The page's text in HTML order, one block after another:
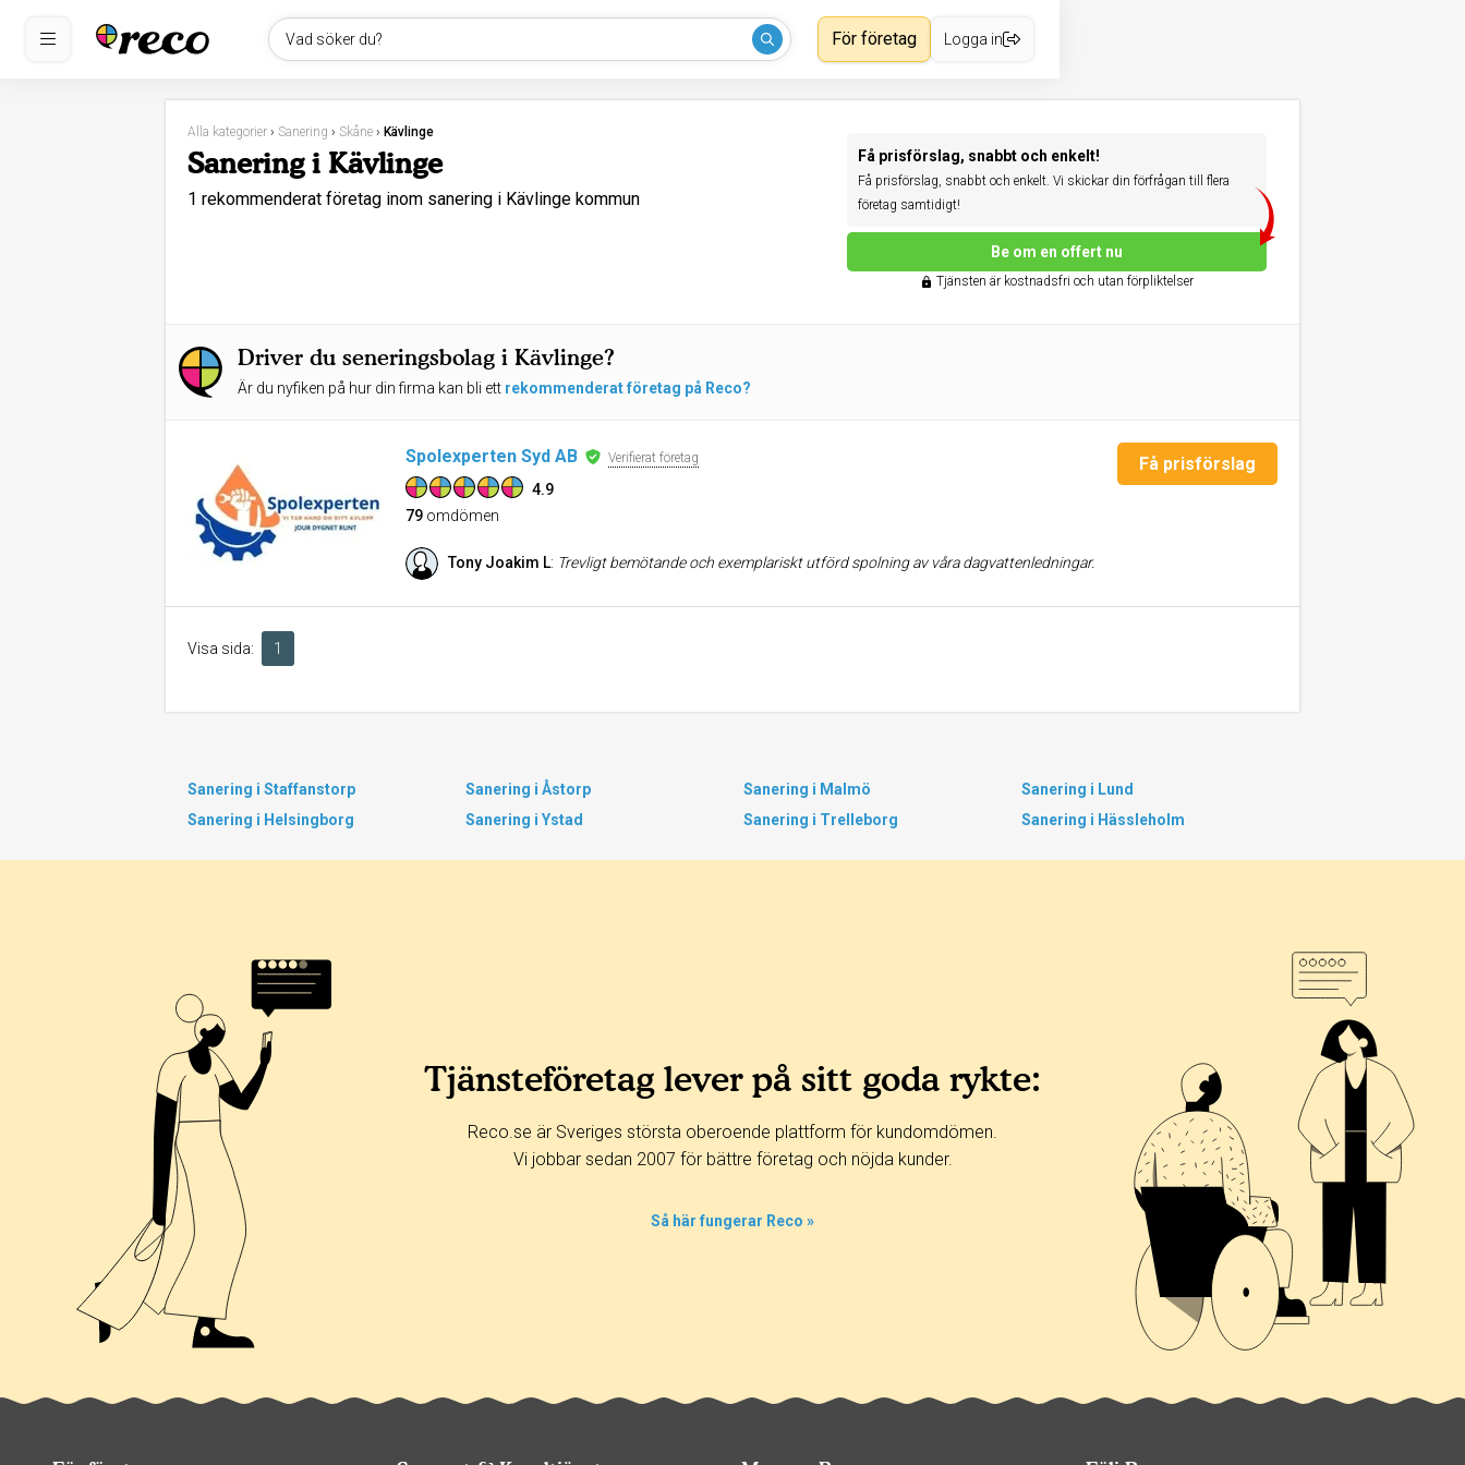
Vad söker du? För företag Logga in
Alla kategorier › Sanering › Skåne › Kävlinge
Sanering i Kävlinge
1 rekommenderat företag inom sanering i Kävlinge kommun
Få prisförslag, snabbt och enkelt!
Få prisförslag, snabbt och enkelt. Vi skickar din förfrågan till flera
företag samtidigt!
Be om en offert nu
Tjänsten är kostnadsfri och utan förpliktelser
Driver du seneringsbolag i Kävlinge?
Är du nyfiken på hur din firma kan bli ett rekommenderat företag på Reco?
Spolexperten Syd AB Verifierat företag
4.9
79 omdömen
Få prisförslag
Tony Joakim L: Trevligt bemötande och exemplariskt utförd spolning av våra dagvattenledningar.
Visa sida: 1
Sanering i Staffanstorp Sanering i Åstorp Sanering i Malmö
Sanering i Lund
Sanering i Helsingborg
Sanering i Ystad Sanering i Trelleborg Sanering i Hässleholm
Tjänsteföretag lever på sitt goda rykte:
Reco.se är Sveriges största oberoende plattform för kundomdömen.
Vi jobbar sedan 2007 för bättre företag och nöjda kunder.
Så här fungerar Reco »